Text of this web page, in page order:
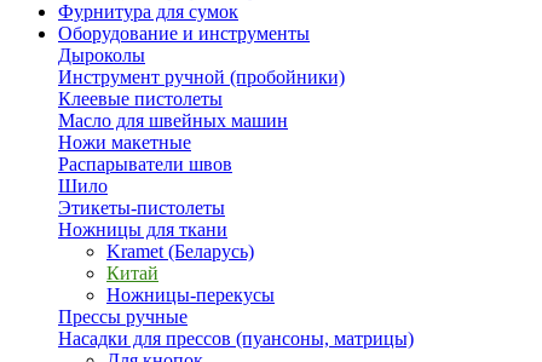
Фурнитура для сумок
Оборудование и инструменты
Дыроколы
Инструмент ручной (пробойники)
Клеевые пистолеты
Масло для швейных машин
Ножи макетные
Распарыватели швов
Шило
Этикеты-пистолеты
Ножницы для ткани
Kramet (Беларусь)
Китай
Ножницы-перекусы
Прессы ручные
Насадки для прессов (пуансоны, матрицы)